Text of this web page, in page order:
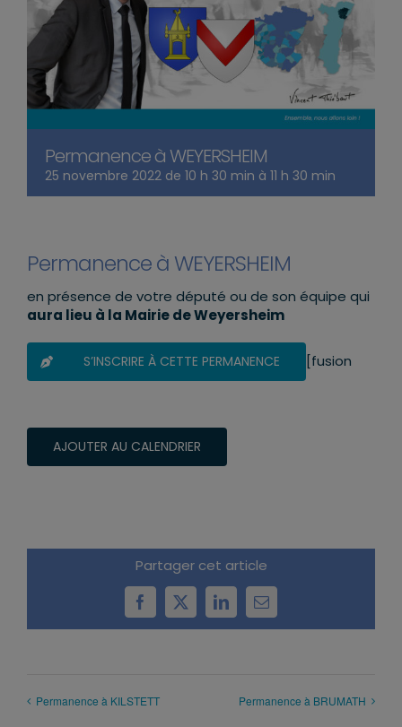
Permanence à WEYERSHEIM
25 novembre 2022 de 10 h 30 min à 11 h 30 min
Permanence à WEYERSHEIM
en présence de votre député ou de son équipe qui
aura lieu à la Mairie de Weyersheim
S’INSCRIRE À CETTE PERMANENCE [fusion
AJOUTER AU CALENDRIER
Partager cet article
Facebook
X LinkedInEmail
Permanence à KILSTETT Permanence à BRUMATH